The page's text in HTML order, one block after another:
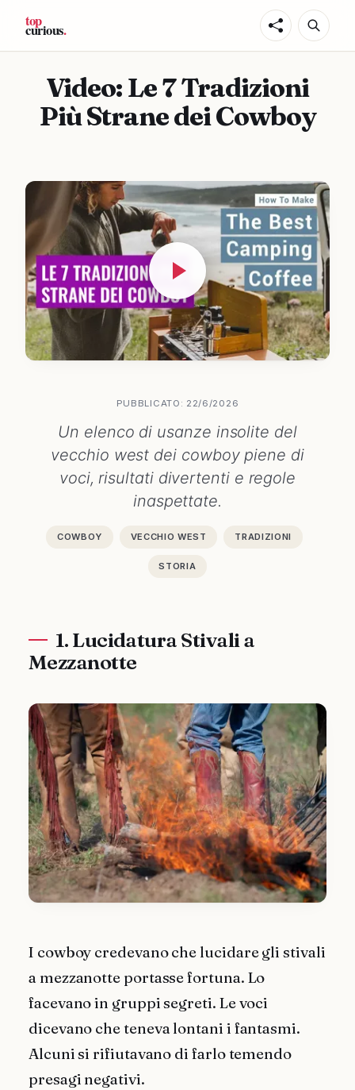
Video: Le 7 Tradizioni
Più Strane dei Cowboy
PUBBLICATO: 22/6/2026
Un elenco di usanze insolite del
vecchio west dei cowboy piene di
voci, risultati divertenti e regole
inaspettate.
COWBOY VECCHIO WEST TRADIZIONI
STORIA
1. Lucidatura Stivali a
Mezzanotte
I cowboy credevano che lucidare gli stivali
a mezzanotte portasse fortuna. Lo
facevano in gruppi segreti. Le voci
dicevano che teneva lontani i fantasmi.
Alcuni si rifiutavano di farlo temendo
presagi negativi.